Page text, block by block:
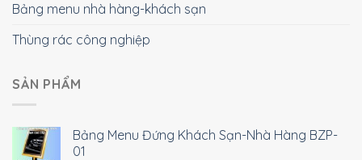
Bảng menu nhà hàng-khách sạn
Thùng rác công nghiệp
SẢN PHẨM
Bảng Menu Đứng Khách Sạn-Nhà Hàng BZP-
01